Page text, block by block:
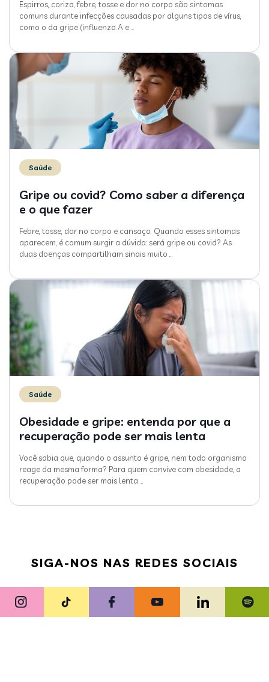
Espirros, coriza, febre, tosse e dor no corpo são sintomas
comuns durante infecções causadas por alguns tipos de vírus,
como o da gripe (influenza A e
Saúde
Gripe ou covid? Como saber a diferença
e o que fazer
Febre, tosse, dor no corpo e cansaço. Quando esses sintomas
aparecem, é comum surgir a dúvida: será gripe ou covid? As
duas doenças compartilham sinais muito
Saúde
Obesidade e gripe: entenda por que a
recuperação pode ser mais lenta
Você sabia que, quando o assunto é gripe, nem todo organismo
reage da mesma forma? Para quem convive com obesidade, a
recuperação pode ser mais lenta
SIGA-NOS NAS REDES SOCIAIS